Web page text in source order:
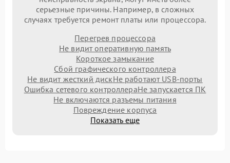
серьезные причины. Например, в сложных
случаях требуется ремонт платы или процессора.
Перегрев процессора
Не видит оперативную память
Короткое замыкание
Сбой графического контроллера
Не видит жесткий дискНе работают USB-порты
Ошибка сетевого контроллераНе запускается ПК
Не включаются разъемы питания
Повреждение корпуса
Показать еще